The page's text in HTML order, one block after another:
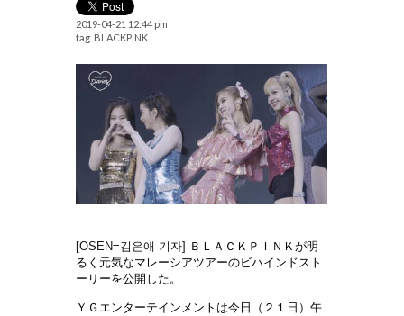
2019-04-21 12:44 pm
tag. BLACKPINK
[OSEN=김은애 기자] ＢＬＡＣＫＰＩＮＫが明
るく元気なマレーシアツアーのビハインドスト
ーリーを公開した。
ＹＧエンターテインメントは今日（２１日）午